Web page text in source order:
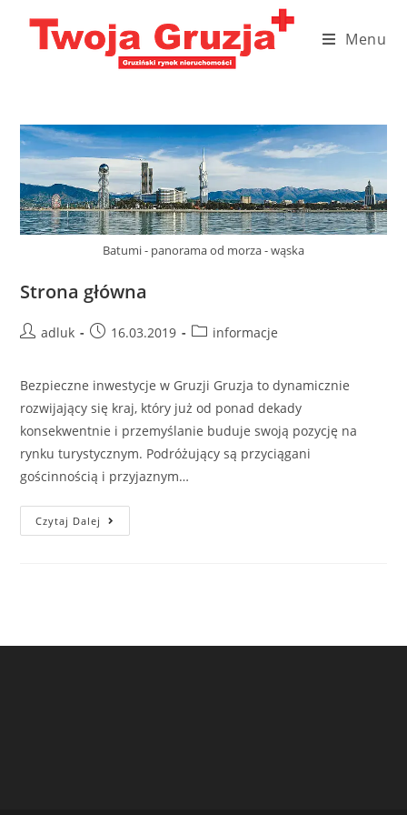
content
Menu
Batumi - panorama od morza - wąska
Strona główna
Postadluk
Post16.03.2019
Postinformacje
Bezpieczne inwestycje w Gruzji Gruzja to dynamicznie
rozwijający się kraj, który już od ponad dekady
konsekwentnie i przemyślanie buduje swoją pozycję na
rynku turystycznym. Podróżujący są przyciągani
gościnnością i przyjaznym…
Czytaj Dalej Strona
Główna